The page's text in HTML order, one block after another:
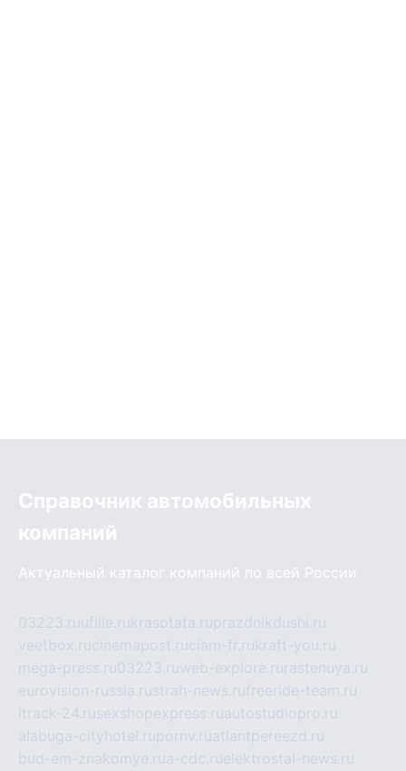
Справочник автомобильных
компаний
Актуальный каталог компаний по всей России
03223.ruufille.rukrasotata.ruprazdnikdushi.ru
veetbox.rucinemapost.ruciam-fr.rukraft-you.ru
mega-press.ru03223.ruweb-explore.ru rastenuya.ru
eurovision-russia.rustrah-news.rufreeride-team.ru
itrack-24.rusexshopexpress.ruautostudiopro.ru
alabuga-cityhotel.rupornv.ruatlantpereezd.ru
bud-em-znakomye.rua-cdc.ruelektrostal-news.ru